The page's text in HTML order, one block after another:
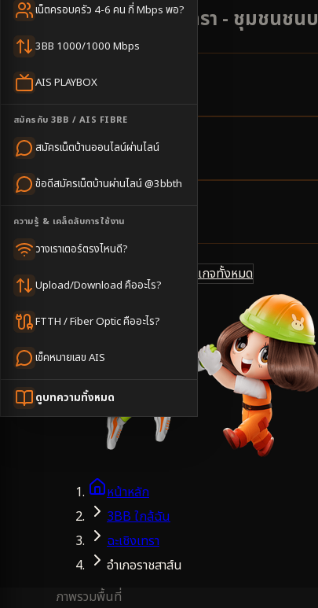
เน็ตครอบครัว 4-6 คน กี่ Mbps พอ?
3BB 1000/1000 Mbps
AIS PLAYBOX
สมัครกับ 3BB / AIS FIBRE
สมัครเน็ตบ้านออนไลน์ผ่านไลน์
ข้อดีสมัครเน็ตบ้านผ่านไลน์ @3bbth
ความรู้ & เคล็ดลับการใช้งาน
วางเราเตอร์ตรงไหนดี?
Upload/Download คืออะไร?
FTTH / Fiber Optic คืออะไร?
เช็คหมายเลข AIS
ดูบทความทั้งหมด
ราชสาส์น ฉะเชิงเทรา - ชุมชนช
3ตำบล
1-3วันทำการ
500บาท/เดือน
ดูแพ็กเกจทั้งหมด
หน้าหลัก
3BB ใกล้ฉัน
ฉะเชิงเทรา
อำเภอราชสาส์น
ภาพรวมพื้นที่